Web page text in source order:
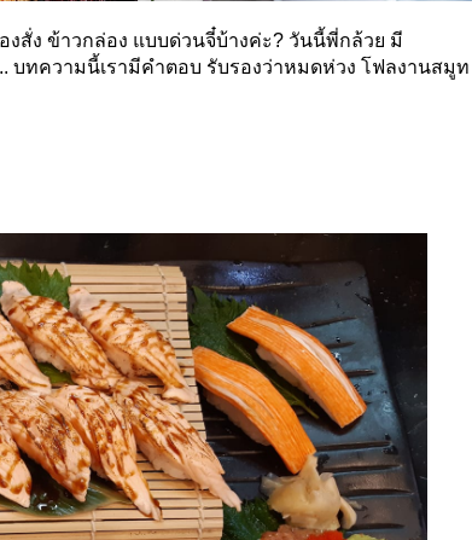
สั่ง ข้าวกล่อง แบบด่วนจี๋บ้างค่ะ? วันนี้พี่กล้วย มี
บทความนี้เรามีคำตอบ รับรองว่าหมดห่วง โฟลงานสมูท